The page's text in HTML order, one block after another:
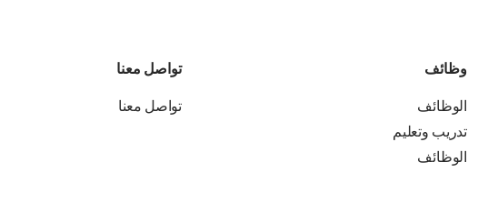
وظائف
الوظائف
تدريب وتعليم
الوظائف
تواصل معنا
تواصل معنا